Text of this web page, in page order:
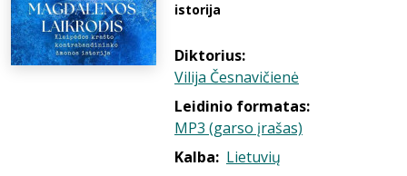
istorija
Diktorius:
Vilija Česnavičienė
Leidinio formatas:
MP3 (garso įrašas)
Kalba: Lietuvių